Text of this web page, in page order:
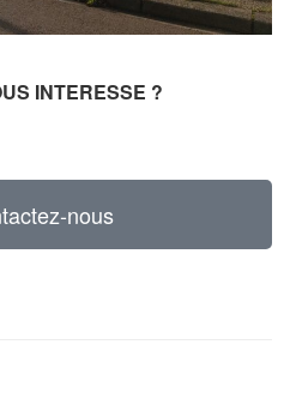
INTERESSE ?
nous